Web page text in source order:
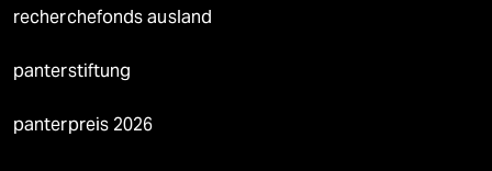
recherchefonds ausland
panterstiftung
panterpreis 2026